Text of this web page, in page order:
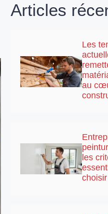
Articles
Les
au
les
choisir